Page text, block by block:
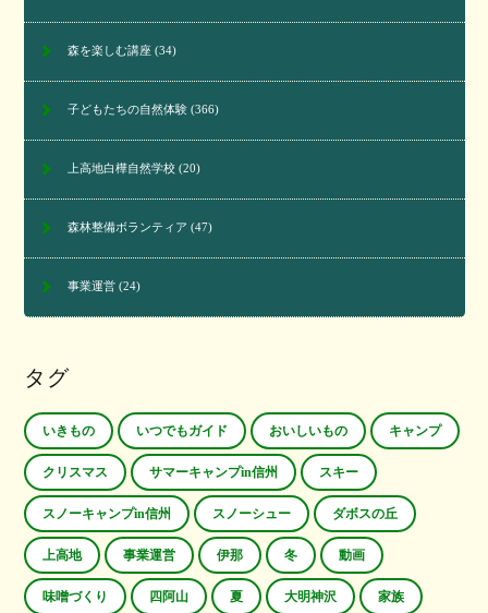
森を楽しむ講座(34)
子どもたちの自然体験(366)
上高地白樺自然学校(20)
森林整備ボランティア (47)
事業運営(24)
タグ
いきもの いつでもガイド おいしいもの キャンプ
クリスマス サマーキャンプin信州 スキー
スノーキャンプin信州 スノーシュー ダボスの丘
上高地 事業運営 伊那 冬 動画
味噌づくり 四阿山 夏 大明神沢 家族